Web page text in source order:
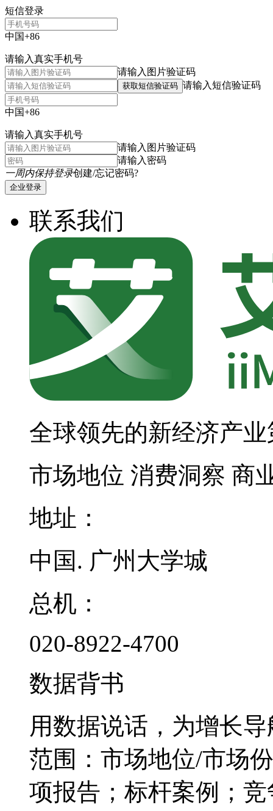
短信登录
中国+86
请输入真实手机号
请输入图片验证码
获取短信验证码 请输入短信验证码
中国+86
请输入真实手机号
请输入图片验证码
请输入密码
一周内保持登录创建/忘记密码?
企业登录
联系我们
全球领先的新经济产
市场地位 消费洞察 商
地址：
中国. 广州大学城
总机：
020-8922-4700
数据背书
用数据说话，为增长导
范围：市场地位/市场
项报告；标杆案例；